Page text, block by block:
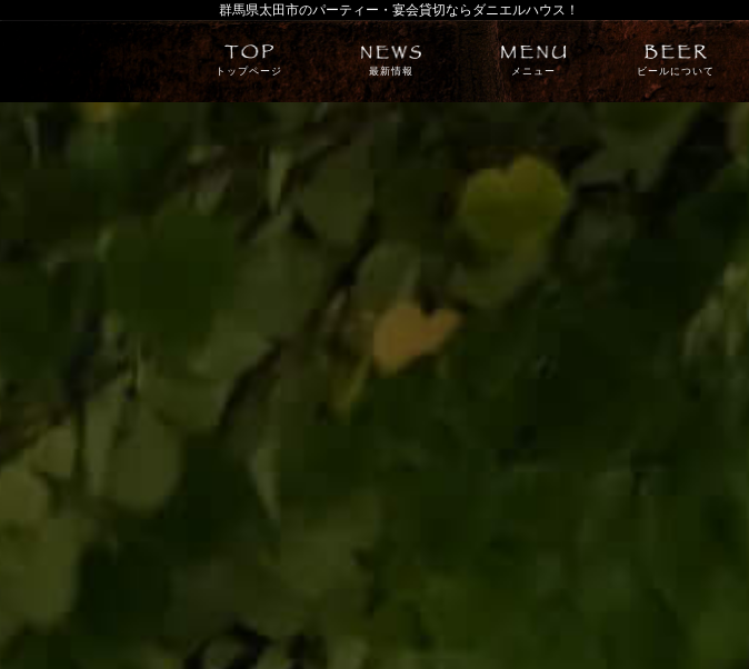
群馬県太田市のパーティー・宴会貸切ならダニエルハウス！
トップページ 最新情報 メニュー ビールについて